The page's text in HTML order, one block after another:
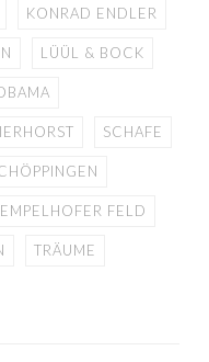
KONRAD ENDLER
LÜÜL & BOCK
SCHAFE
FELD
TRÄUME